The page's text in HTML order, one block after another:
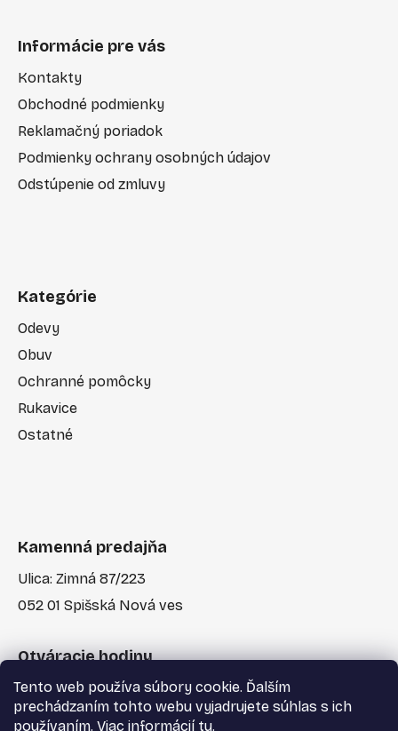
Tento web používa súbory cookie. Ďalším
prechádzaním tohto webu vyjadrujete súhlas s ich
používaním. Viac informácií tu.
Informácie pre vás
Kontakty
Obchodné podmienky
Reklamačný poriadok
Podmienky ochrany osobných údajov
Odstúpenie od zmluvy
Kategórie
Odevy
Obuv
Ochranné pomôcky
Rukavice
Ostatné
Kamenná predajňa
Ulica: Zimná 87/223
052 01 Spišská Nová ves
Otváracie hodiny
Po-Pia: 7:30 - 17:00